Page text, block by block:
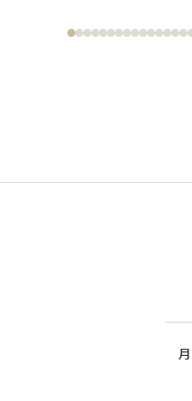
月